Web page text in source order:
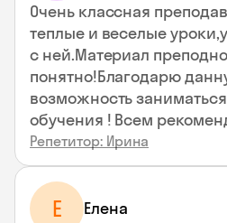
Очень классная
теплые и веселые
с ней.Материал
понятно!Благодарю
возможность
обучения ! Всем
Репетитор: Ирина
Е Елена